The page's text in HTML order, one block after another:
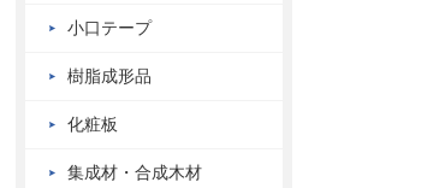
小口テープ
樹脂成形品
化粧板
集成材・合成木材